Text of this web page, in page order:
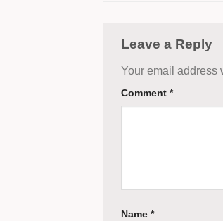
Leave a Reply
Your email address
Comment *
Name *